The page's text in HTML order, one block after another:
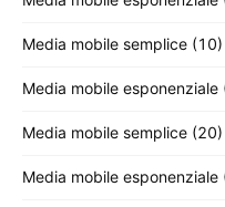
Media mobile semplice (10)
Media mobile esponenziale
Media mobile semplice (20)
Media mobile esponenziale